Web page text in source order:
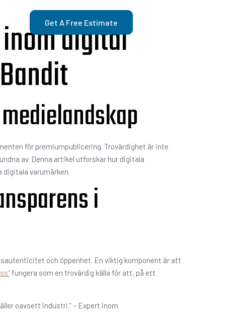
Get A Free Estimate
digital
för premiumpublicering. Trovärdighet är inte
av. Denna artikel utforskar hur digitala
digitala varumärken.
i
och öppenhet. En viktig komponent är att
fungera som en trovärdig källa för att, på ett
oavsett industri.” – Expert inom